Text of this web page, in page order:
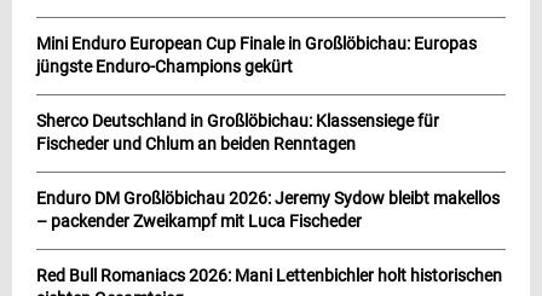
Mini Enduro European Cup Finale in Großlöbichau: Europas
jüngste Enduro-Champions gekürt
Sherco Deutschland in Großlöbichau: Klassensiege für
Fischeder und Chlum an beiden Renntagen
Enduro DM Großlöbichau 2026: Jeremy Sydow bleibt makellos
– packender Zweikampf mit Luca Fischeder
Red Bull Romaniacs 2026: Mani Lettenbichler holt historischen